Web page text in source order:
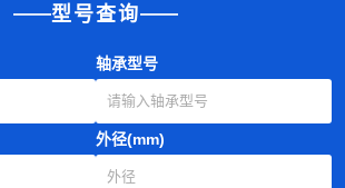
型号查询
轴承型号
外径(mm)